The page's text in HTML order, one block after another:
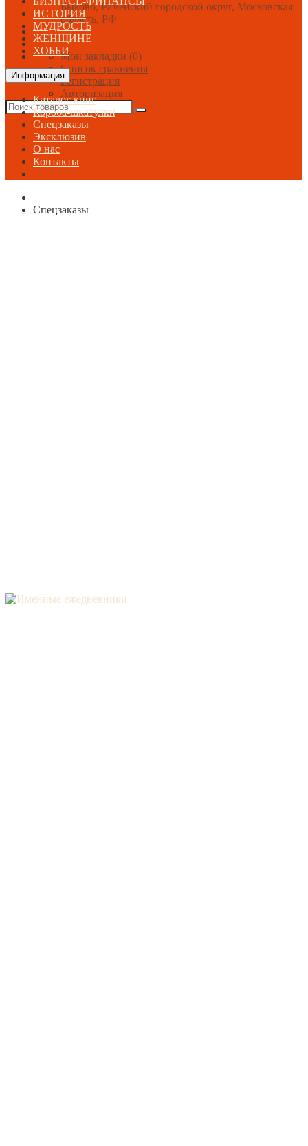
Быково, Раменский городской округ, Московская
область, РФ
Мои закладки (0)
Список сравнения
Регистрация
Авторизация
ИСТОРИЯ
МУДРОСТЬ
ЖЕНЩИНЕ
ХОББИ
Информация
Каталог книг
Короба-шкатулки
Спецзаказы
Эксклюзив
О нас
Контакты
Спецзаказы